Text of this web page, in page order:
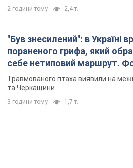
2 години тому 2,4 т.
"Був знесилений": в Україні
пораненого грифа, який
себе нетиповий маршрут.
Травмованого птаха виявили на
та Черкащини
3 години тому 1,7 т.